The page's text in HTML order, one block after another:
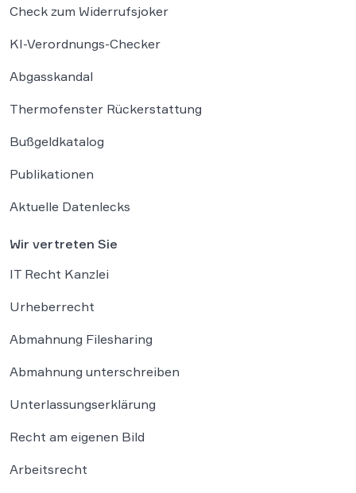
Check zum Widerrufsjoker
KI-Verordnungs-Checker
Abgasskandal
Thermofenster Rückerstattung
Bußgeldkatalog
Publikationen
Aktuelle Datenlecks
Wir vertreten Sie
IT Recht Kanzlei
Urheberrecht
Abmahnung Filesharing
Abmahnung unterschreiben
Unterlassungserklärung
Recht am eigenen Bild
Arbeitsrecht